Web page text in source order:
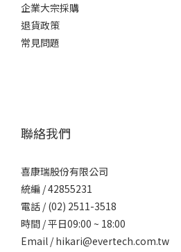
企業大宗採購
退貨政策
常見問題
聯絡我們
喜康瑞股份有限公司
統編 / 42855231
電話 / (02) 2511-3518
時間 / 平日09:00 ~ 18:00
Email / hikari@evertech.com.tw